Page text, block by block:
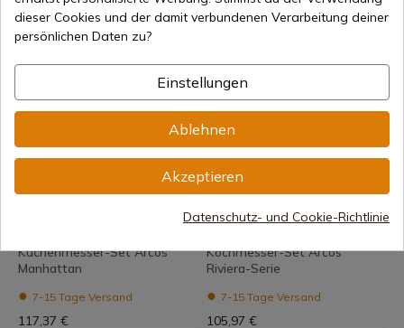
87,96 € 109,95 €
Küchenmesser-Set Arcos
Manhattan
7-15 Tage Versand
117,37 €
REF: 838310
Kochmesser-Set Arcos
Riviera-Serie
7-15 Tage Versand
105,97 €
dieser Cookies und der damit verbundenen Verarbeitung deiner
persönlichen Daten zu?
Einstellungen
Ablehnen
Akzeptieren
Datenschutz- und Cookie-Richtlinie